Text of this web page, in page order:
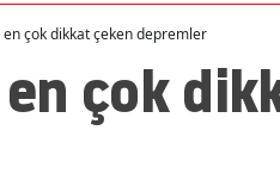
çok dikkat çeken depremler
çok